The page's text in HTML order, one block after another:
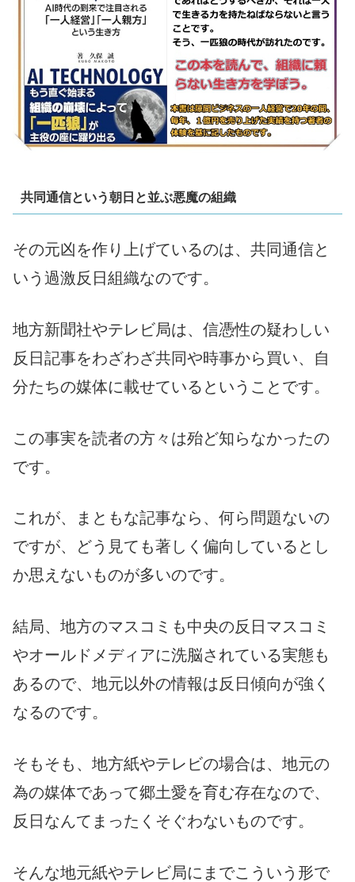
共同通信という朝日と並ぶ悪魔の組織
その元凶を作り上げているのは、共同通信と
いう過激反日組織なのです。
地方新聞社やテレビ局は、信憑性の疑わしい
反日記事をわざわざ共同や時事から買い、自
分たちの媒体に載せているということです。
この事実を読者の方々は殆ど知らなかったの
です。
これが、まともな記事なら、何ら問題ないの
ですが、どう見ても著しく偏向しているとし
か思えないものが多いのです。
結局、地方のマスコミも中央の反日マスコミ
やオールドメディアに洗脳されている実態も
あるので、地元以外の情報は反日傾向が強く
なるのです。
そもそも、地方紙やテレビの場合は、地元の
為の媒体であって郷土愛を育む存在なので、
反日なんてまったくそぐわないものです。
そんな地元紙やテレビ局にまでこういう形で